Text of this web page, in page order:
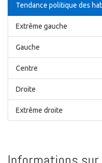
Tendance politique des
Extrême gauche
Gauche
Centre
Droite
Extrême droite